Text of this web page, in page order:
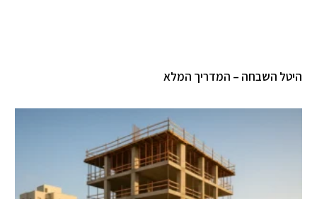
היטל השבחה – המדריך המלא